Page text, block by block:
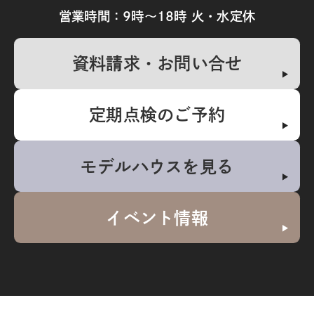
営業時間：9時～18時 火・水定休
資料請求・お問い合せ
定期点検のご予約
モデルハウスを見る
イベント情報